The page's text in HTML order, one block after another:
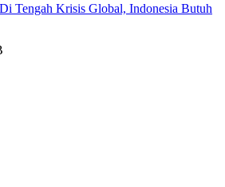
Tengah Krisis Global, Indonesia Butuh